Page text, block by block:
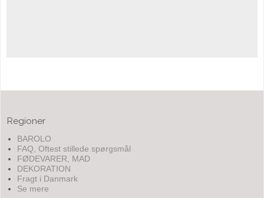
Regioner
BAROLO
FAQ, Oftest stillede spørgsmål
FØDEVARER, MAD
DEKORATION
Fragt i Danmark
Se mere